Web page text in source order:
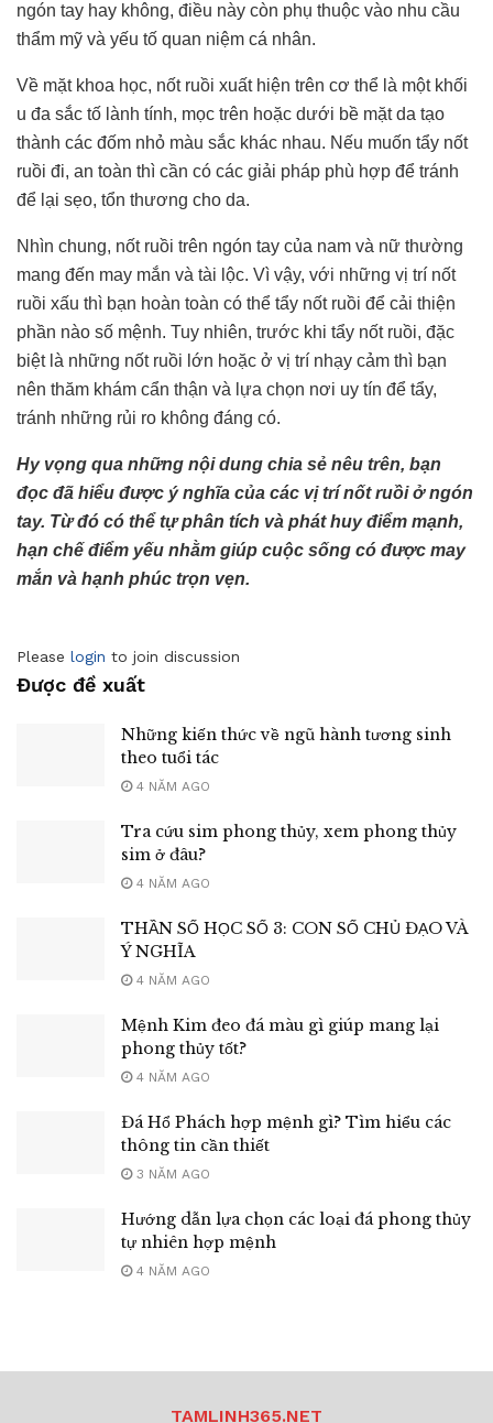
ngón tay hay không, điều này còn phụ thuộc vào nhu cầu
thẩm mỹ và yếu tố quan niệm cá nhân.
Về mặt khoa học, nốt ruồi xuất hiện trên cơ thể là một khối
u đa sắc tố lành tính, mọc trên hoặc dưới bề mặt da tạo
thành các đốm nhỏ màu sắc khác nhau. Nếu muốn tẩy nốt
ruồi đi, an toàn thì cần có các giải pháp phù hợp để tránh
để lại sẹo, tổn thương cho da.
Nhìn chung, nốt ruồi trên ngón tay của nam và nữ thường
mang đến may mắn và tài lộc. Vì vậy, với những vị trí nốt
ruồi xấu thì bạn hoàn toàn có thể tẩy nốt ruồi để cải thiện
phần nào số mệnh. Tuy nhiên, trước khi tẩy nốt ruồi, đặc
biệt là những nốt ruồi lớn hoặc ở vị trí nhạy cảm thì bạn
nên thăm khám cẩn thận và lựa chọn nơi uy tín để tẩy,
tránh những rủi ro không đáng có.
Hy vọng qua những nội dung chia sẻ nêu trên, bạn
đọc đã hiểu được ý nghĩa của các vị trí nốt ruồi ở ngón
tay. Từ đó có thể tự phân tích và phát huy điểm mạnh,
hạn chế điểm yếu nhằm giúp cuộc sống có được may
mắn và hạnh phúc trọn vẹn.
Please login to join discussion
Được đề xuất
Những kiến thức về ngũ hành tương sinh
theo tuổi tác
4 NĂM AGO
Tra cứu sim phong thủy, xem phong thủy
sim ở đâu?
4 NĂM AGO
THẦN SỐ HỌC SỐ 3: CON SỐ CHỦ ĐẠO VÀ
Ý NGHĨA
4 NĂM AGO
Mệnh Kim đeo đá màu gì giúp mang lại
phong thủy tốt?
4 NĂM AGO
Đá Hổ Phách hợp mệnh gì? Tìm hiểu các
thông tin cần thiết
3 NĂM AGO
Hướng dẫn lựa chọn các loại đá phong thủy
tự nhiên hợp mệnh
4 NĂM AGO
TAMLINH365.NET